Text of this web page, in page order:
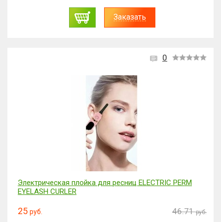
Заказать
0
Электрическая плойка для ресниц ELECTRIC PERM
EYELASH CURLER
25 руб. 46.71 руб.